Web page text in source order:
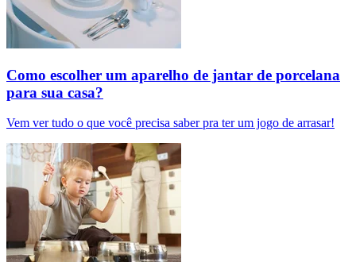
Como escolher um aparelho de jantar de porcelana
para sua casa?
Vem ver tudo o que você precisa saber pra ter um jogo de arrasar!